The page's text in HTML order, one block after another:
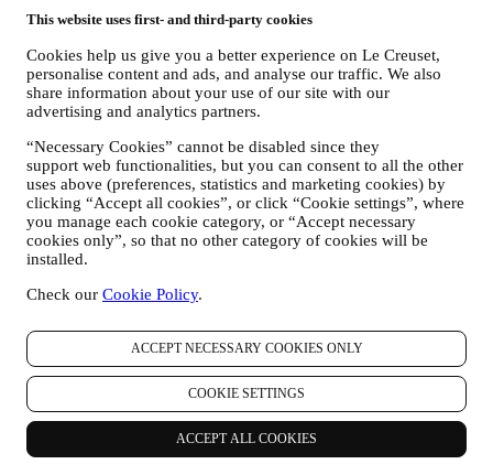
This website uses first- and third-party cookies
Cookies help us give you a better experience on Le Creuset,
personalise content and ads, and analyse our traffic. We also
share information about your use of our site with our
advertising and analytics partners.
“Necessary Cookies” cannot be disabled since they
support web functionalities, but you can consent to all the other
uses above (preferences, statistics and marketing cookies) by
clicking “Accept all cookies”, or click “Cookie settings”, where
you manage each cookie category, or “Accept necessary
cookies only”, so that no other category of cookies will be
installed.
Check our Cookie Policy.
ACCEPT NECESSARY COOKIES ONLY
COOKIE SETTINGS
ACCEPT ALL COOKIES
förnamn, efternamn, e-postadress, födelsedatum och övriga
kontaktuppgifter (adress och telefonnummer), för att du ska
kunna skapa ett Le Creuset-konto eller göra köp som
gästanvändare eller prenumerera på vårt nyhetsbrev via
webbplatsen eller i butik;
uppgifter om dina köp som exempelvis datum och klockslag
betalningsuppgifter, för att hantera dina beställningar;
data om din surfhistorik (t.ex. onlineidentifikatorer - såsom IP-
adress, webbläsarversion, operativsystem, besökslängd samt
huruvida du är en återkommande besökare och vilket
geografiskt område du befinner dig i), som samlas in under
dina besök på webbplatsen (oavsett om du är en registrerad
användare eller inte) med hjälp av loggar och/eller
spårningstekniker såsom ”cookies” (information om
uppgiftsinsamling via cookies finns i vår
cookies, för att förbättra våra tjänster och annonser eller för
statistisk analys skull – oftast kommer vi inte kunna identifiera
dig utifrån denna typ av information; samt
din egen återkoppling, dina begäranden, klagomål, frågor eller
interaktioner med oss (som exempelvis dina meddelanden,